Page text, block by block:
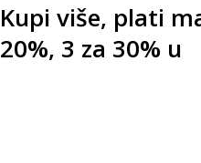
Kupi više, plati
20%, 3 za 30% u